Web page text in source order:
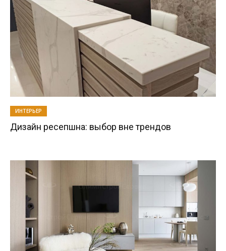
ИНТЕРЬЕР
Дизайн ресепшна: выбор вне трендов